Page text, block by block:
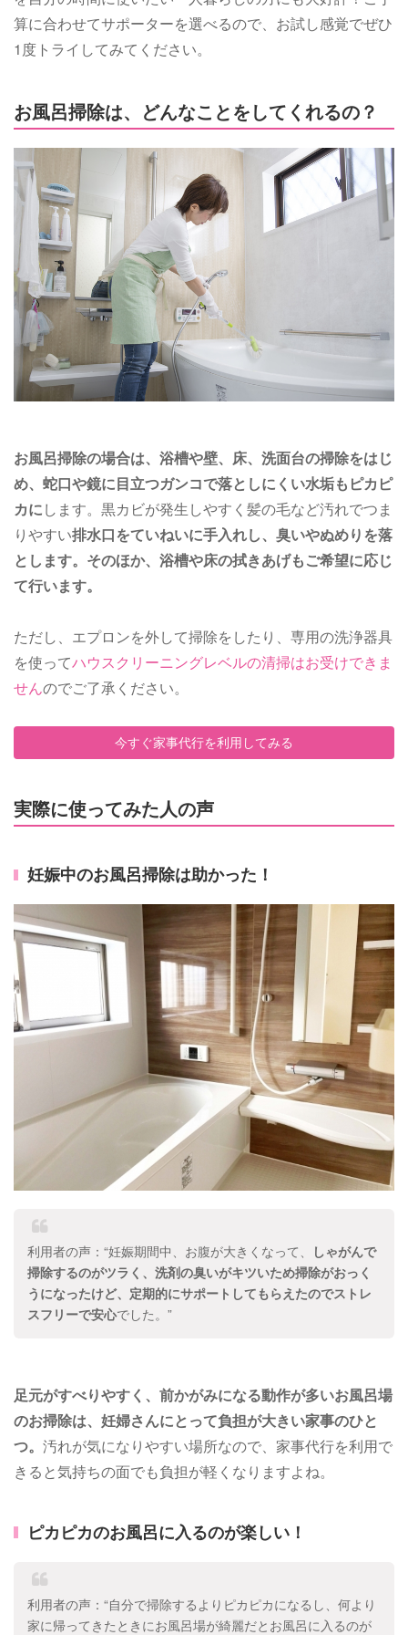
算に合わせてサポーターを選べるので、お試し感覚でぜひ
1度トライしてみてください。
お風呂掃除は、どんなことをしてくれるの？
お風呂掃除の場合は、浴槽や壁、床、洗面台の掃除をはじ
め、蛇口や鏡に目立つガンコで落としにくい水垢もピカピ
カにします。黒カビが発生しやすく髪の毛など汚れでつま
りやすい排水口をていねいに手入れし、臭いやぬめりを落
とします。そのほか、浴槽や床の拭きあげもご希望に応じ
て行います。
ただし、エプロンを外して掃除をしたり、専用の洗浄器具
を使ってハウスクリーニングレベルの清掃はお受けできま
せんのでご了承ください。
今すぐ家事代行を利用してみる
実際に使ってみた人の声
妊娠中のお風呂掃除は助かった！
利用者の声：“妊娠期間中、お腹が大きくなって、
しゃがんで
掃除するのがツラく、洗剤の臭いがキツいため掃除がおっく
うになったけど、定期的にサポートしてもらえたのでストレ
スフリーで安心でした。”
足元がすべりやすく、前かがみになる動作が多いお風呂場
のお掃除は、妊婦さんにとって負担が大きい家事のひと
つ。 汚れが気になりやすい場所なので、家事代行を利用で
きると気持ちの面でも負担が軽くなりますよね。
ピカピカのお風呂に入るのが楽しい！
利用者の声：“自分で掃除するよりピカピカになるし、何より
家に帰ってきたときにお風呂場が綺麗だとお風呂に入るのが